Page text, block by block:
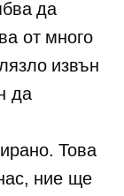
да
от много
извън
да
Това
ние ще